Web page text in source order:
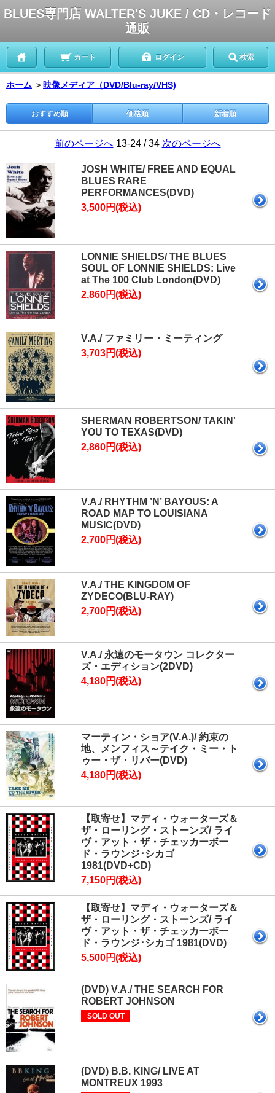
BLUES専門店 WALTER'S JUKE / CD・レコード
通販
カート ログイン 検索
ホーム ＞ 映像メディア（DVD/Blu-ray/VHS)
おすすめ順 価格順 新着順
前のページへ13-24 / 34 次のページへ
JOSH WHITE/ FREE AND EQUAL
BLUES RARE
PERFORMANCES(DVD)
3,500円(税込)
LONNIE SHIELDS/ THE BLUES
SOUL OF LONNIE SHIELDS: Live
at The 100 Club London(DVD)
2,860円(税込)
V.A./ ファミリー・ミーティング
3,703円(税込)
SHERMAN ROBERTSON/ TAKIN'
YOU TO TEXAS(DVD)
2,860円(税込)
V.A./ RHYTHM ’N’ BAYOUS: A
ROAD MAP TO LOUISIANA
MUSIC(DVD)
2,700円(税込)
V.A./ THE KINGDOM OF
ZYDECO(BLU-RAY)
2,700円(税込)
V.A./ 永遠のモータウン コレクター
ズ・エディション(2DVD)
4,180円(税込)
マーティン・ショア(V.A.)/ 約束の
地、メンフィス～テイク・ミー・ト
ゥー・ザ・リバー(DVD)
4,180円(税込)
【取寄せ】マディ・ウォーターズ＆
ザ・ローリング・ストーンズ/ ライ
ヴ・アット・ザ・チェッカーボー
ド・ラウンジ･シカゴ
1981(DVD+CD)
7,150円(税込)
【取寄せ】マディ・ウォーターズ＆
ザ・ローリング・ストーンズ/ ライ
ヴ・アット・ザ・チェッカーボー
ド・ラウンジ･シカゴ 1981(DVD)
5,500円(税込)
(DVD) V.A./ THE SEARCH FOR
ROBERT JOHNSON
SOLD OUT
(DVD) B.B. KING/ LIVE AT
MONTREUX 1993